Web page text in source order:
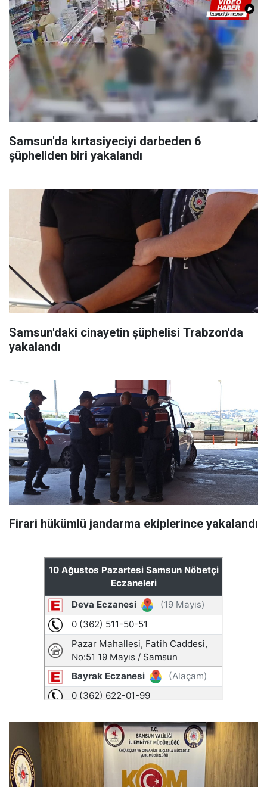
Samsun'da kırtasiyeciyi darbeden 6
şüpheliden biri yakalandı
Samsun'daki cinayetin şüphelisi Trabzon'da
yakalandı
Firari hükümlü jandarma ekiplerince yakalandı